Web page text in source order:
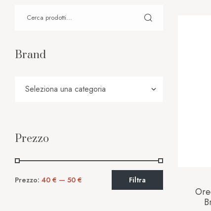
Brand
Prezzo
Filtra
Prezzo: 40 € — 50 €